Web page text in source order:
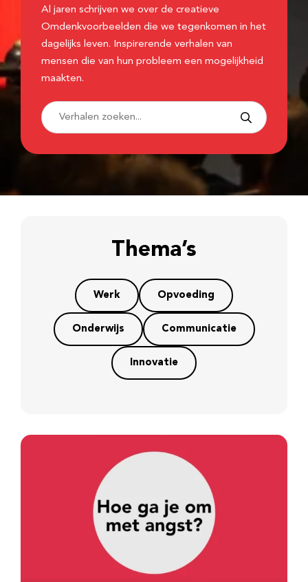
Al jaren schrijven we over de creatieve
Omdenkvoorbeelden die we tegenkomen in het
dagelijks leven. Inspirerende verhalen van
mensen die van hun probleem een mogelijkheid
maakten.
Thema’s
Werk Opvoeding
Onderwijs Communicatie
Innovatie